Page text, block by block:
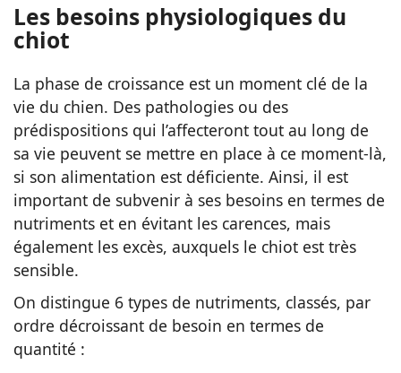
Les besoins physiologiques du
chiot
La phase de croissance est un moment clé de la
vie du chien. Des pathologies ou des
prédispositions qui l’affecteront tout au long de
sa vie peuvent se mettre en place à ce moment-là,
si son alimentation est déficiente. Ainsi, il est
important de subvenir à ses besoins en termes de
nutriments et en évitant les carences, mais
également les excès, auxquels le chiot est très
sensible.
On distingue 6 types de nutriments, classés, par
ordre décroissant de besoin en termes de
quantité :